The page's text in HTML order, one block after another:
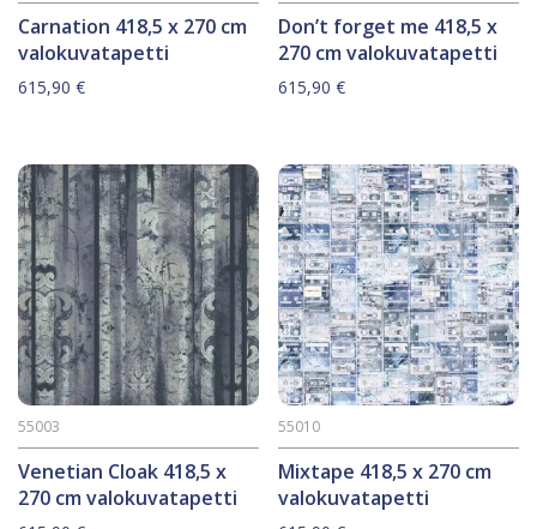
Carnation 418,5 x 270 cm
valokuvatapetti
615,90 €
Don’t forget me 418,5 x
270 cm valokuvatapetti
615,90€
Venetian Cloak 418,5 x
270 cm valokuvatapetti
55003
Mixtape 418,5 x 270 cm
valokuvatapetti
55010